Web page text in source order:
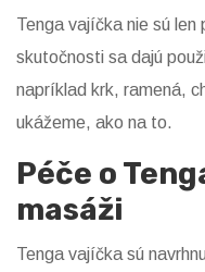
Tenga vajíčka nie sú
skutočnosti sa dajú
napríklad krk, ramená,
ukážeme, ako na to.
Péče o
masáži
Tenga vajíčka sú